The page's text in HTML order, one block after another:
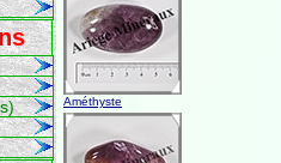
Améthyste